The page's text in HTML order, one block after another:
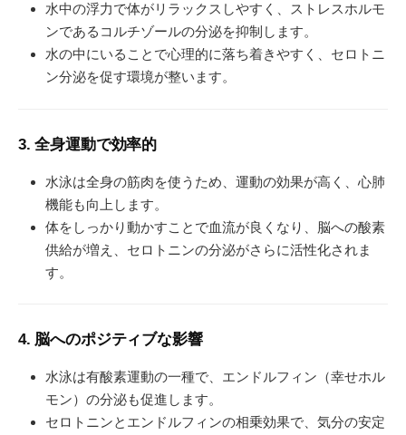
水中の浮力で体がリラックスしやすく、ストレスホルモ
ンであるコルチゾールの分泌を抑制します。
水の中にいることで心理的に落ち着きやすく、セロトニ
ン分泌を促す環境が整います。
3. 全身運動で効率的
水泳は全身の筋肉を使うため、運動の効果が高く、心肺
機能も向上します。
体をしっかり動かすことで血流が良くなり、脳への酸素
供給が増え、セロトニンの分泌がさらに活性化されま
す。
4. 脳へのポジティブな影響
水泳は有酸素運動の一種で、エンドルフィン（幸せホル
モン）の分泌も促進します。
セロトニンとエンドルフィンの相乗効果で、気分の安定